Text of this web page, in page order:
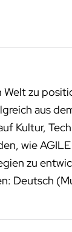
zu
aus
Kultur,
wie
zu
Deutsch